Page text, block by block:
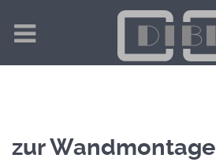
zur Wandmontage